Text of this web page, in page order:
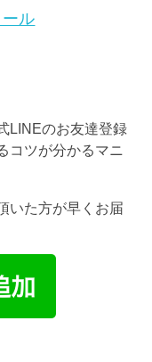
ル
LINEのお友達登録
コツが分かるマニ
いた方が早くお届